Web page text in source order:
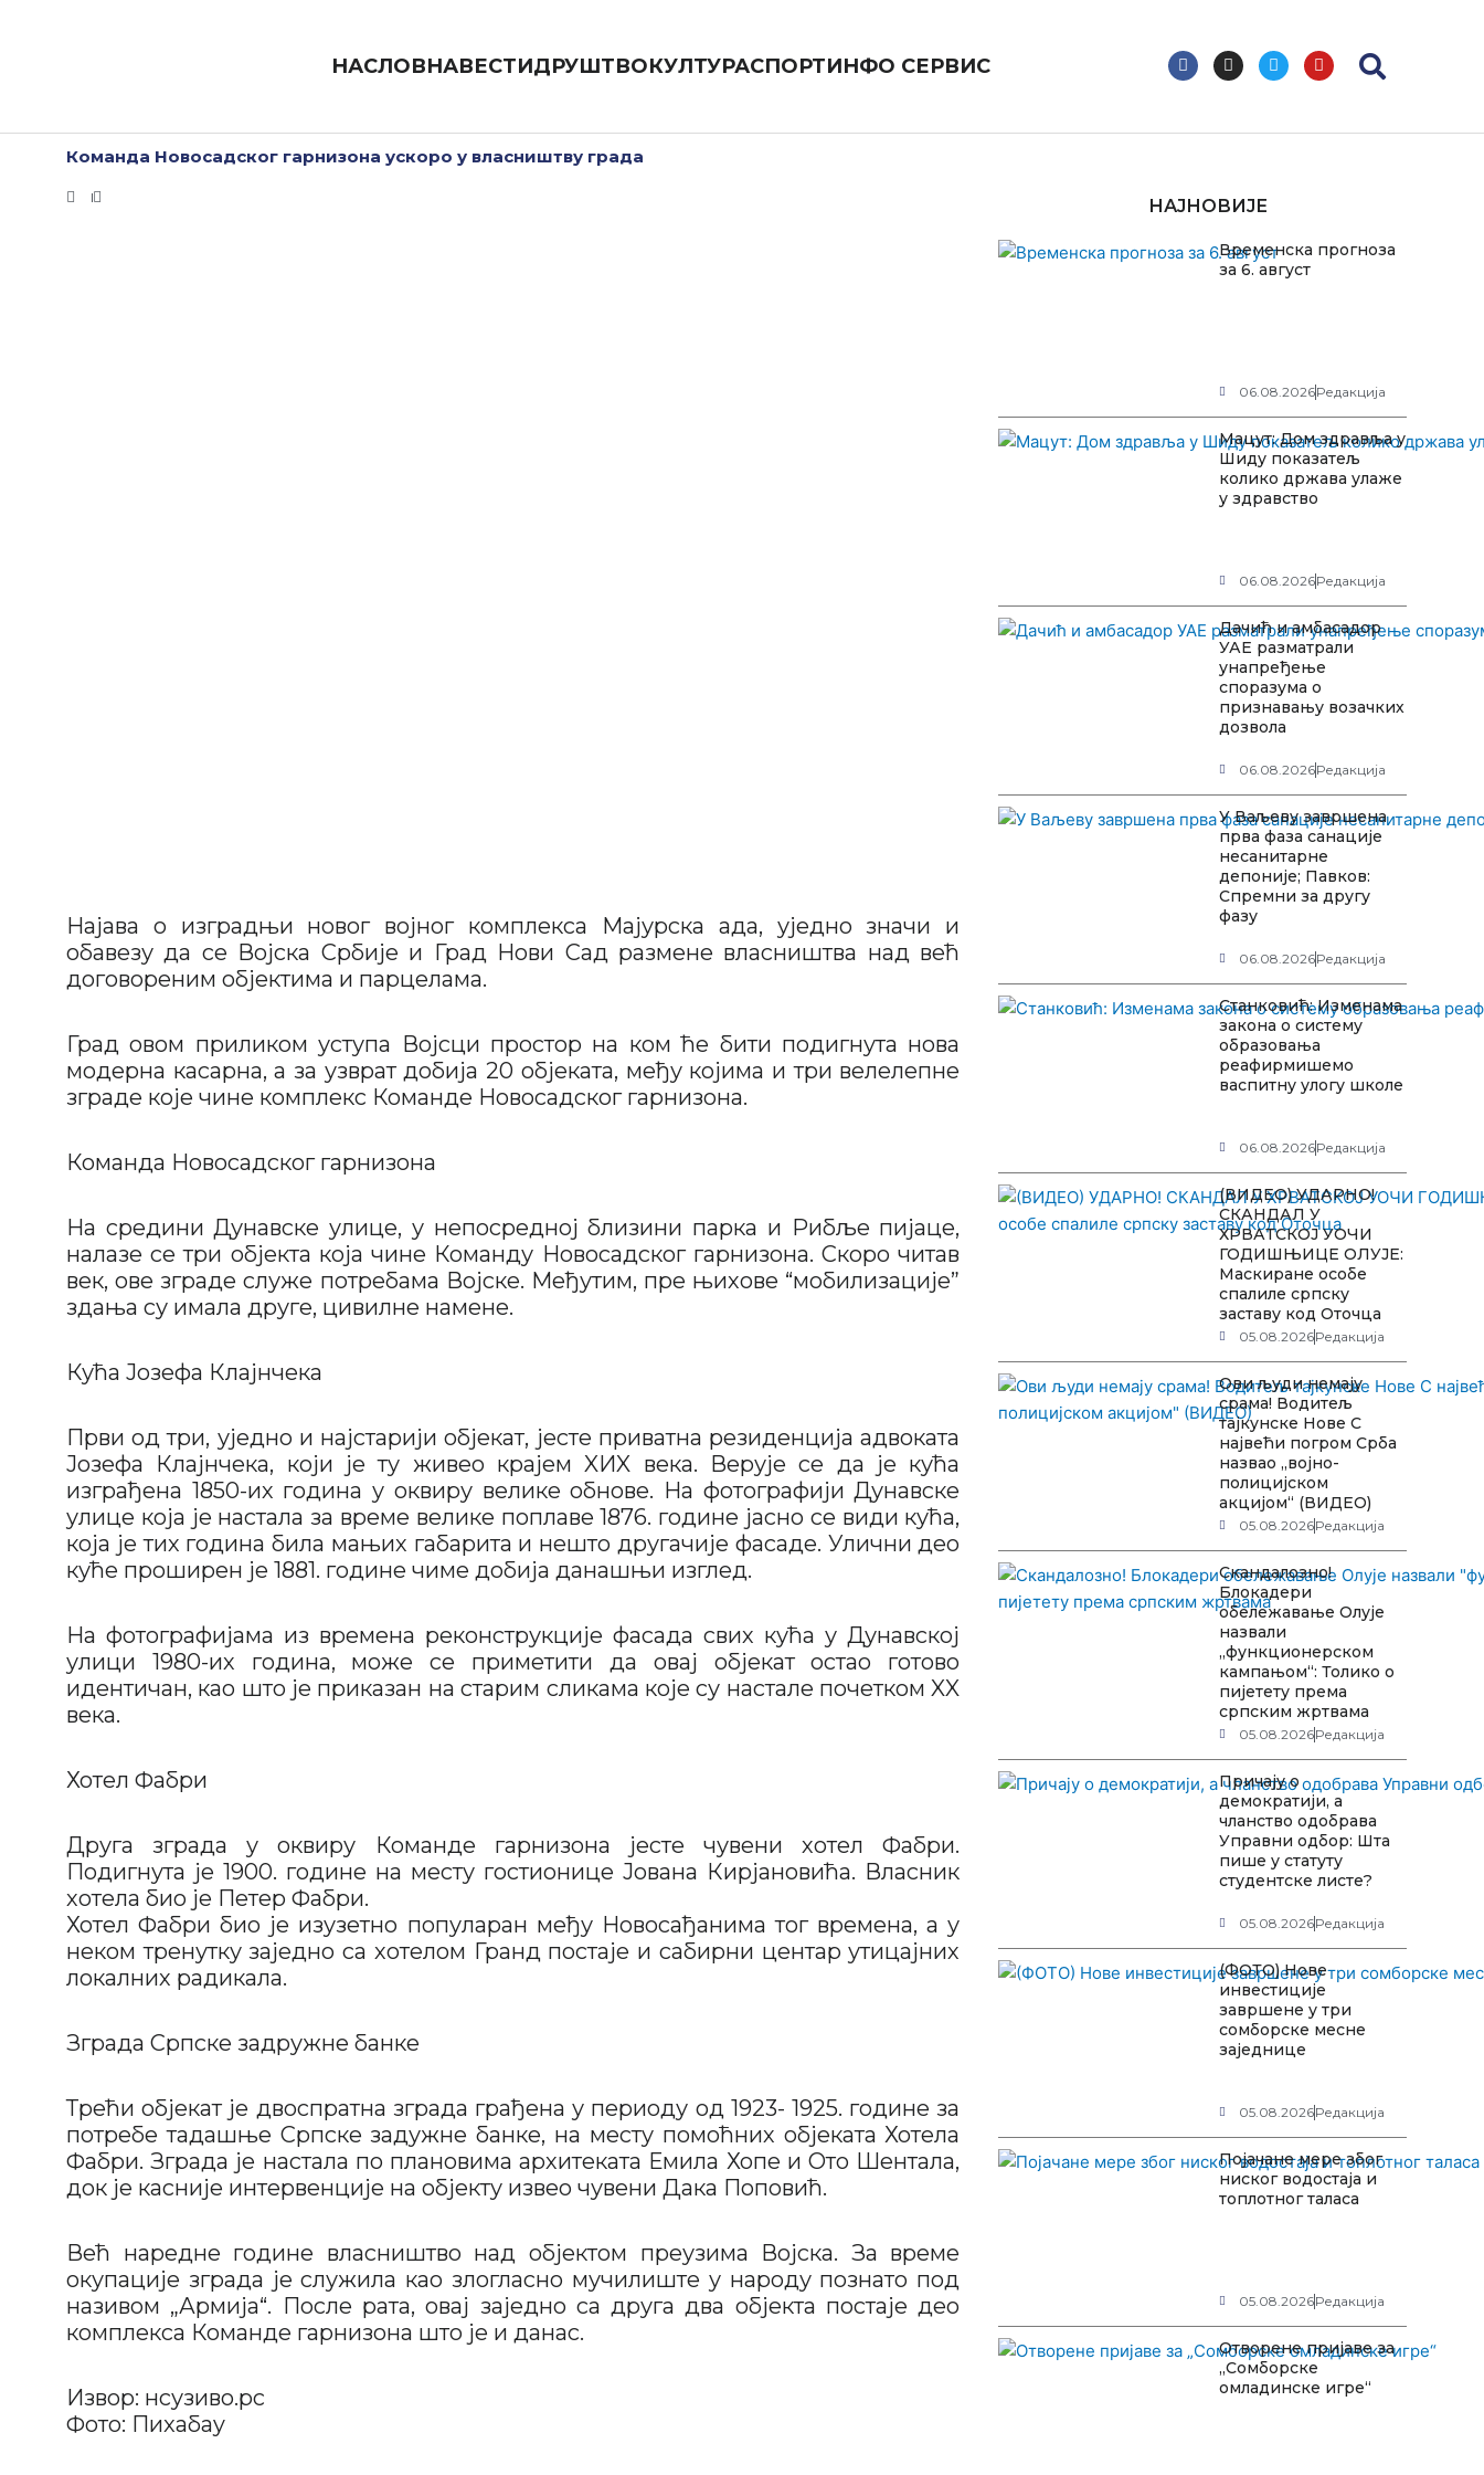
НАСЛОВНАВЕСТИДРУШТВОКУЛТУРАСПОРТИНФО СЕРВИС F
a
o
I
n
g
T
w
e
Y
o
b
Команда Новосадског гарнизона ускоро у власништву града
Најава о изградњи новог војног комплекса Мајурска ада, уједно значи и
обавезу да се Војска Србије и Град Нови Сад размене власништва над већ
договореним објектима и парцелама.
Град овом приликом уступа Војсци простор на ком ће бити подигнута нова
модерна касарна, а за узврат добија 20 објеката, међу којима и три велелепне
зграде које чине комплекс Команде Новосадског гарнизона.
Команда Новосадског гарнизона
На средини Дунавске улице, у непосредној близини парка и Рибље пијаце,
налазе се три објекта која чине Команду Новосадског гарнизона. Скоро читав
век, ове зграде служе потребама Војске. Међутим, пре њихове “мобилизације”
здања су имала друге, цивилне намене.
Кућа Јозефа Клајнчека
Први од три, уједно и најстарији објекат, јесте приватна резиденција адвоката
Јозефа Клајнчека, који је ту живео крајем XИX века. Верује се да је кућа
изграђена 1850-их година у оквиру велике обнове. На фотографији Дунавске
улице која је настала за време велике поплаве 1876. године јасно се види кућа,
која је тих година била мањих габарита и нешто другачије фасаде. Улични део
куће проширен је 1881. године чиме добија данашњи изглед.
На фотографијама из времена реконструкције фасада свих кућа у Дунавској
улици 1980-их година, може се приметити да овај објекат остао готово
идентичан, као што је приказан на старим сликама које су настале почетком XX
века.
Хотел Фабри
Друга зграда у оквиру Команде гарнизона јесте чувени хотел Фабри.
Подигнута је 1900. године на месту гостионице Јована Кирјановића. Власник
хотела био је Петер Фабри.
Хотел Фабри био је изузетно популаран међу Новосађанима тог времена, а у
неком тренутку заједно са хотелом Гранд постаје и сабирни центар утицајних
локалних радикала.
Зграда Српске задружне банке
Трећи објекат је двоспратна зграда грађена у периоду од 1923- 1925. године за
потребе тадашње Српске задужне банке, на месту помоћних објеката Хотела
Фабри. Зграда је настала по плановима архитеката Емила Хопе и Ото Шентала,
док је касније интервенције на објекту извео чувени Дака Поповић.
Већ наредне године власништво над објектом преузима Војска. За време
окупације зграда је служила као злогласно мучилиште у народу познато под
називом „Армија“. После рата, овај заједно са друга два објекта постаје део
комплекса Команде гарнизона што је и данас.
Извор: нсузиво.рс
Фото: Пиxабаy
НАЈНОВИЈЕ
Временска прогноза
за 6. август
06.08.2026Редакција
Мацут: Дом здравља у
Шиду показатељ
колико држава улаже
у здравство
06.08.2026Редакција
Дачић и амбасадор
УАЕ разматрали
унапређење
споразума о
признавању возачких
дозвола
06.08.2026Редакција
У Ваљеву завршена
прва фаза санације
несанитарне
депоније; Павков:
Спремни за другу
фазу
06.08.2026Редакција
Станковић: Изменама
закона о систему
образовања
реафирмишемо
васпитну улогу школе
06.08.2026Редакција
(ВИДЕО) УДАРНО!
СКАНДАЛ У
ХРВАТСКОЈ УОЧИ
ГОДИШЊИЦЕ ОЛУЈЕ:
Маскиране особе
спалиле српску
заставу код Оточца
05.08.2026Редакција
Ови људи немају
срама! Водитељ
тајкунске Нове С
највећи погром Срба
назвао „војно-
полицијском
акцијом“ (ВИДЕО)
05.08.2026Редакција
Скандалозно!
Блокадери
обележавање Олује
назвали
„функционерском
кампањом“: Толико о
пијетету према
српским жртвама
05.08.2026Редакција
Причају о
демократији, а
чланство одобрава
Управни одбор: Шта
пише у статуту
студентске листе?
05.08.2026Редакција
(ФОТО) Нове
инвестиције
завршене у три
сомборске месне
заједнице
05.08.2026Редакција
Појачане мере због
ниског водостаја и
топлотног таласа
05.08.2026Редакција
Отворене пријаве за
„Сомборске
омладинске игре“